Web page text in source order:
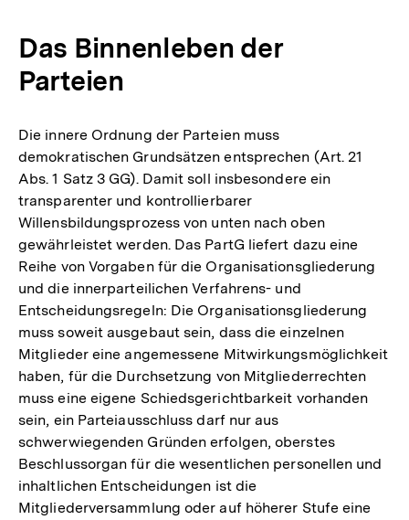
Das Binnenleben der
Parteien
Die innere Ordnung der Parteien muss
demokratischen Grundsätzen entsprechen (Art. 21
Abs. 1 Satz 3 GG). Damit soll insbesondere ein
transparenter und kontrollierbarer
Willensbildungsprozess von unten nach oben
gewährleistet werden. Das PartG liefert dazu eine
Reihe von Vorgaben für die Organisationsgliederung
und die innerparteilichen Verfahrens- und
Entscheidungsregeln: Die Organisationsgliederung
muss soweit ausgebaut sein, dass die einzelnen
Mitglieder eine angemessene Mitwirkungsmöglichkeit
haben, für die Durchsetzung von Mitgliederrechten
muss eine eigene Schiedsgerichtbarkeit vorhanden
sein, ein Parteiausschluss darf nur aus
schwerwiegenden Gründen erfolgen, oberstes
Beschlussorgan für die wesentlichen personellen und
inhaltlichen Entscheidungen ist die
Mitgliederversammlung oder auf höherer Stufe eine